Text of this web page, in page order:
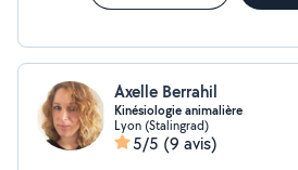
Axelle Berrahil
Kinésiologie animalière
Lyon (Stalingrad)
5/5 (9 avis)